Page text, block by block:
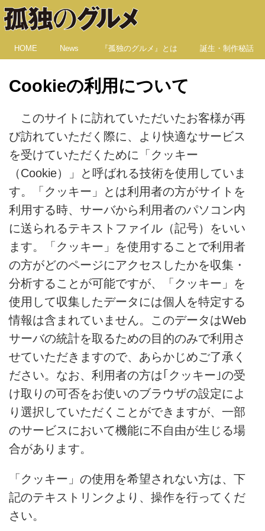
HOME News 『孤独のグルメ』とは 誕生・制作秘話
Cookieの利用について
このサイトに訪れていただいたお客様が再
び訪れていただく際に、より快適なサービス
を受けていただくために「クッキー
（Cookie）」と呼ばれる技術を使用していま
す。「クッキー」とは利用者の方がサイトを
利用する時、サーバから利用者のパソコン内
に送られるテキストファイル（記号）をいい
ます。「クッキー」を使用することで利用者
の方がどのページにアクセスしたかを収集・
分析することが可能ですが、「クッキー」を
使用して収集したデータには個人を特定する
情報は含まれていません。このデータはWeb
サーバの統計を取るための目的のみで利用さ
せていただきますので、あらかじめご了承く
ださい。なお、利用者の方は｢クッキー｣の受
け取りの可否をお使いのブラウザの設定によ
り選択していただくことができますが、一部
のサービスにおいて機能に不自由が生じる場
合があります。
「クッキー」の使用を希望されない方は、下
記のテキストリンクより、操作を行ってくだ
さい。